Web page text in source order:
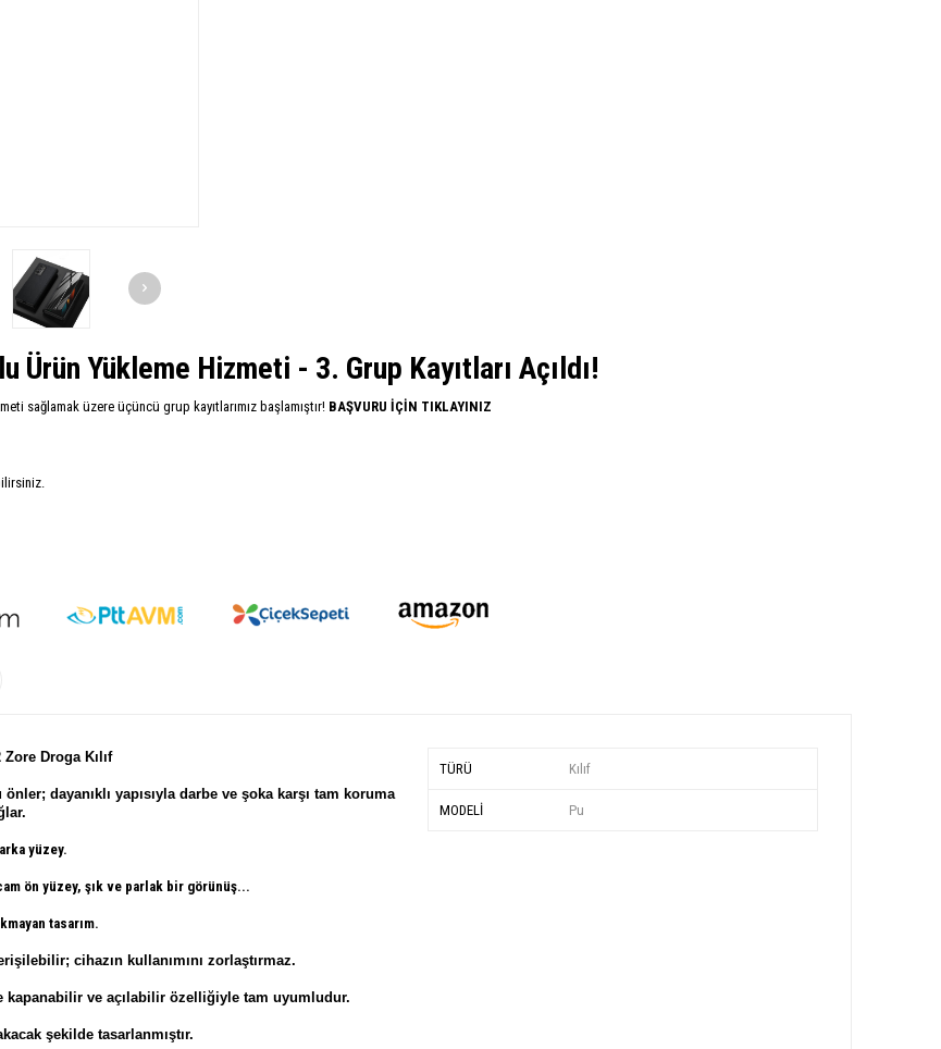
Yükleme Hizmeti - 3. Grup Kayıtları Açıldı!
sağlamak üzere üçüncü grup kayıtlarımız başlamıştır! BAŞVURU İÇİN TIKLAYINIZ
Droga Kılıf
dayanıklı yapısıyla darbe ve şoka karşı tam koruma
yüzey.
ön yüzey, şık ve parlak bir görünüş...
tasarım.
cihazın kullanımını zorlaştırmaz.
kapanabilir ve açılabilir özelliğiyle tam uyumludur.
şekilde tasarlanmıştır.
TÜRÜ Kılıf
MODELİ Pu